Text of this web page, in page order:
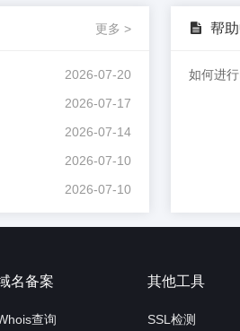
更多 >
2026-07-20
2026-07-17
2026-07-14
2026-07-10
2026-07-10
帮
如何进
名备案
查询
其他工具
SSL检测